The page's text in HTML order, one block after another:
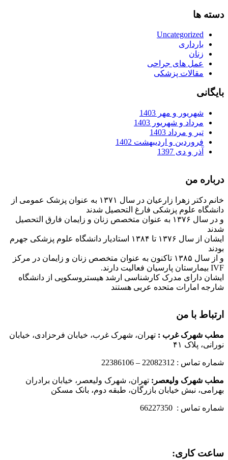
دسته ها
Uncategorized
بارداری
زنان
عمل های جراحی
مقالات پزشکی
بایگانی
شهریور و مهر 1403
مرداد و شهریور 1403
تیر و مرداد 1403
فروردین و اردیبهشت 1402
آذر و دی 1397
درباره من
خانم دکتر زهرا زارعیان در سال ۱۳۷۱ به عنوان پزشک عمومی از
دانشگاه علوم پزشکی فارغ التحصیل شدند
و در سال ۱۳۷۶ به عنوان متخصص زنان و زایمان فارق التحصیل
شدند
ایشان از سال ۱۳۷۶ تا ۱۳۸۴ استادیار دانشگاه علوم پزشکی جهرم
بودند
و از سال ۱۳۸۵ تاکنون به عنوان متخصص زنان و زایمان در مرکز
IVF بیمارستان پارسیان فعالیت دارند.
ایشان دارای مدرک کارشناسی ارشد هیستروسکوپی از دانشگاه
شارجه امارات متحده عربی هستند
ارتباط با من
مطب شهرک غرب : تهران، شهرک غرب، خیابان فرحزادی، خیابان
نورانی، پلاک ۴۱
شماره تماس : 22082312 – 22386106
مطب شهرک ولیعصر: تهران، شهرک ولیعصر، خیابان برادران
بهرامی، نبش خیابان بازرگان، طبقه دوم، بانک مسکن
شماره تماس : 66227350
ساعت کاری: